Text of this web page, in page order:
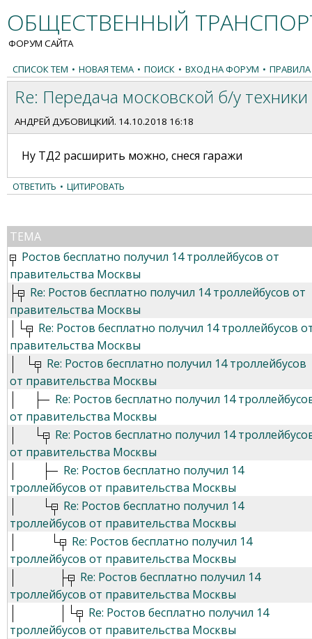
ОБЩЕСТВЕННЫЙ
ФОРУМ САЙТА
СПИСОК ТЕМ • НОВАЯ ТЕМА • ПОИСК • ВХОД НА ФОРУМ •
Re: Передача московской б/у
АНДРЕЙ ДУБОВИЦКИЙ. 14.10.2018 16:18
Ну ТД2 расширить можно, снеся гаражи
ОТВЕТИТЬ • ЦИТИРОВАТЬ
ТЕМА
Ростов бесплатно получил 14 троллейбусов от
правительства Москвы
Re: Ростов бесплатно получил 14 троллейбусов от
правительства Москвы
Re: Ростов бесплатно получил 14 троллейбусов
правительства Москвы
Re: Ростов бесплатно получил 14 троллейбусов
от правительства Москвы
Re: Ростов бесплатно получил 14
от правительства Москвы
Re: Ростов бесплатно получил 14
от правительства Москвы
Re: Ростов бесплатно получил 14
троллейбусов от правительства Москвы
Re: Ростов бесплатно получил 14
троллейбусов от правительства Москвы
Re: Ростов бесплатно получил 14
троллейбусов от правительства Москвы
Re: Ростов бесплатно получил 14
троллейбусов от правительства Москвы
Re: Ростов бесплатно получил 14
троллейбусов от правительства Москвы